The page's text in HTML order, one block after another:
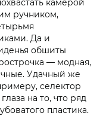
ручником,
Да и
обшиты
— модная,
Удачный же
селектор
на то, что ряд
пластика.